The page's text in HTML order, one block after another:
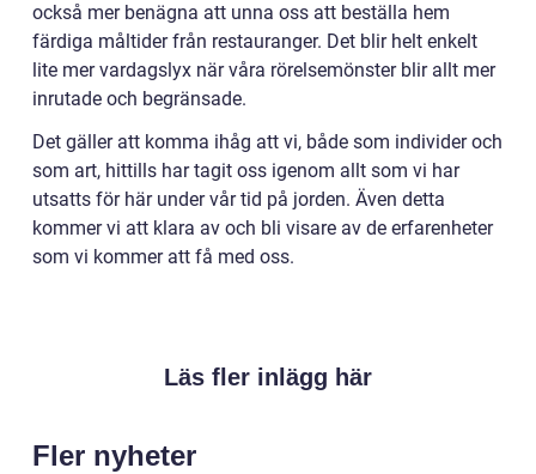
också mer benägna att unna oss att beställa hem
färdiga måltider från restauranger. Det blir helt enkelt
lite mer vardagslyx när våra rörelsemönster blir allt mer
inrutade och begränsade.
Det gäller att komma ihåg att vi, både som individer och
som art, hittills har tagit oss igenom allt som vi har
utsatts för här under vår tid på jorden. Även detta
kommer vi att klara av och bli visare av de erfarenheter
som vi kommer att få med oss.
Läs fler inlägg här
Fler nyheter